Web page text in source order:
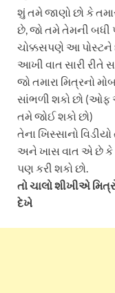
શું તમે જાણો છો કે
છે, જો તમે તેમની બધી
ચોક્કસપણે આ પોસ્ટને
આખી વાત સારી રીતે
જો તમારા મિત્રનો
સાંભળી શકો છો
તમે જોઈ શકો છો)
તેના ખિસ્સાનો
અને ખાસ વાત એ છે કે
પણ કરી શકો છો.
તો ચાલો શીખીએ
દેખે